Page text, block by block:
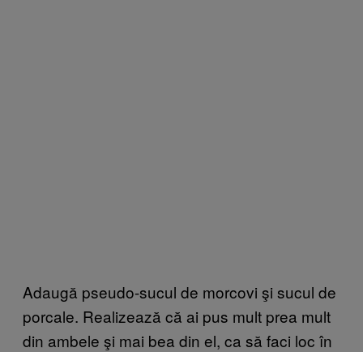
Adaugă pseudo-sucul de morcovi şi sucul de
porcale. Realizează că ai pus mult prea mult
din ambele şi mai bea din el, ca să faci loc în